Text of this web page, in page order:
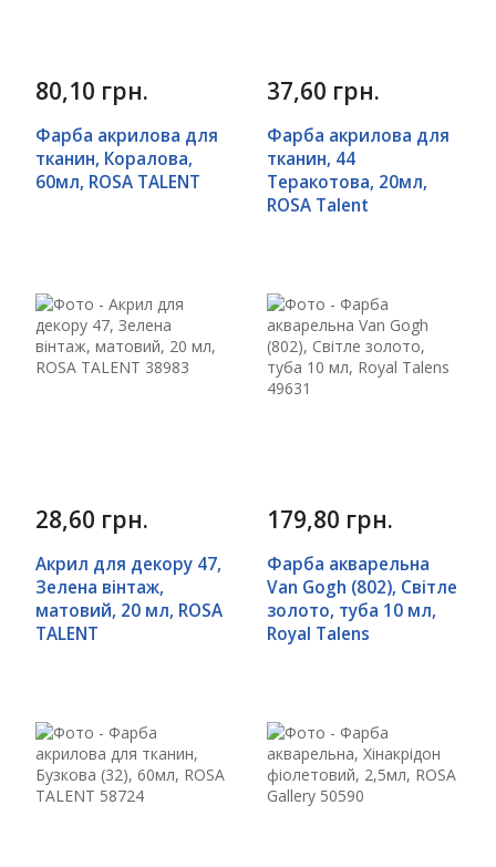
80,10 грн.
Фарба акрилова для
тканин, Коралова,
60мл, ROSA TALENT
37,60 грн.
Фарба акрилова для
тканин, 44
Теракотова, 20мл,
ROSA Talent
28,60 грн.
Акрил для декору 47,
Зелена вінтаж,
матовий, 20 мл, ROSA
TALENT
179,80 грн.
Фарба акварельна
Van Gogh (802), Світле
золото, туба 10 мл,
Royal Talens